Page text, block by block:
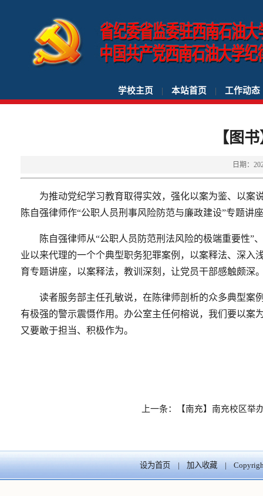
学校主页 | 本站首页 | 工作动态
【图
日期：
为推动党纪学习教育取得实效，强化以案为鉴、以案
陈自强律师作“公职人员刑事风险防范与廉政建设”专题讲
陈自强律师从“公职人员防范刑法风险的极端重要性”
业以来代理的一个个典型职务犯罪案例，以案释法、深入
育专题讲座，以案释法，教训深刻，让党员干部感触颇深
读者服务部主任孔敏说，在陈律师剖析的众多典型案
有极强的警示震慑作用。办公室主任何榕说，我们要以案
又要敢于担当、积极作为。
上一条： 【南充】南充校区举
设为首页 | 加入收藏 |